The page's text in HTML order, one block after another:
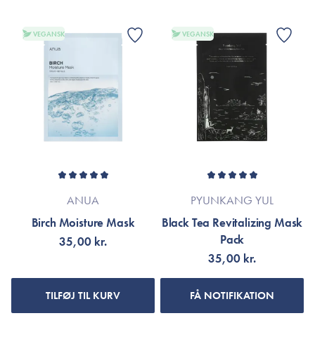
VEGANSK
ANUA
Birch Moisture Mask
35,00 kr.
TILFØJ TIL KURV
VEGANSK
PYUNKANG YUL
Black Tea Revitalizing Mask
Pack
35,00 kr.
FÅ NOTIFIKATION